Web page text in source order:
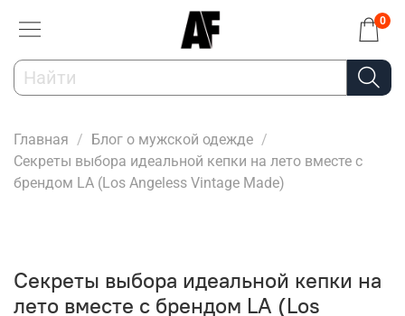
0
Главная
Блог о мужской одежде
Секреты выбора идеальной кепки на лето вместе с
брендом LA (Los Angeless Vintage Made)
Секреты выбора идеальной кепки на
лето вместе с брендом LA (Los